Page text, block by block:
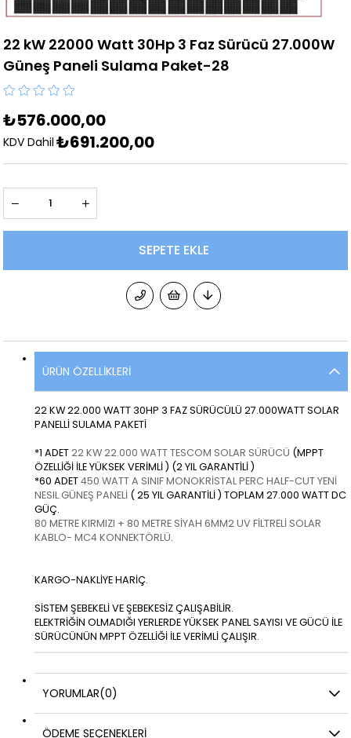
22 kW 22000 Watt 30Hp 3 Faz Sürücü 27.000W
Güneş Paneli Sulama Paket-28
₺576.000,00
KDV Dahil ₺691.200,00
ÜRÜN ÖZELLIKLERI
22 KW 22.000 WATT 30HP 3 FAZ SÜRÜCÜLÜ 27.000WATT SOLAR
PANELLİ SULAMA PAKETİ
*1 ADET22 KW 22.000 WATT TESCOM SOLAR SÜRÜCÜ (MPPT
ÖZELLİĞİ İLE YÜKSEK VERİMLİ ) (2 YIL GARANTİLİ )
*60 ADET450 WATT A SINIF MONOKRİSTAL PERC HALF-CUT YENİ
NESIL GÜNEŞ PANELİ ( 25 YIL GARANTİLİ ) TOPLAM 27.000 WATT DC
GÜÇ.
80 METRE KIRMIZI + 80 METRE SİYAH 6MM2 UV FİLTRELİ SOLAR
KABLO- MC4 KONNEKTÖRLÜ.
KARGO-NAKLİYE HARİÇ.
SİSTEM ŞEBEKELİ VE ŞEBEKESİZ ÇALIŞABİLİR.
ELEKTRİĞİN OLMADIĞI YERLERDE YÜKSEK PANEL SAYISI VE GÜCÜ İLE
SÜRÜCÜNÜN MPPT ÖZELLİĞİ İLE VERİMLİ ÇALIŞIR.
YORUMLAR(0)
ÖDEME SEÇENEKLERI